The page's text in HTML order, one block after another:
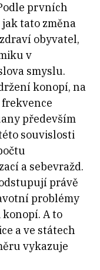
prvních
tato změna
obyvatel,
v
smyslu.
konopí, na
především
souvislosti
a sebevražd.
právě
problémy
A to
a ve státech
vykazuje